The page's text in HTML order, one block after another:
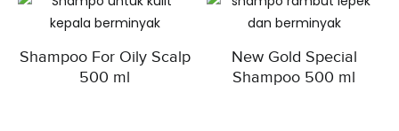
Vulgaris
Extract,
Menthol,
Disodium
Shampoo For Oily Scalp
500 ml
New Gold Special
Shampoo 500 ml